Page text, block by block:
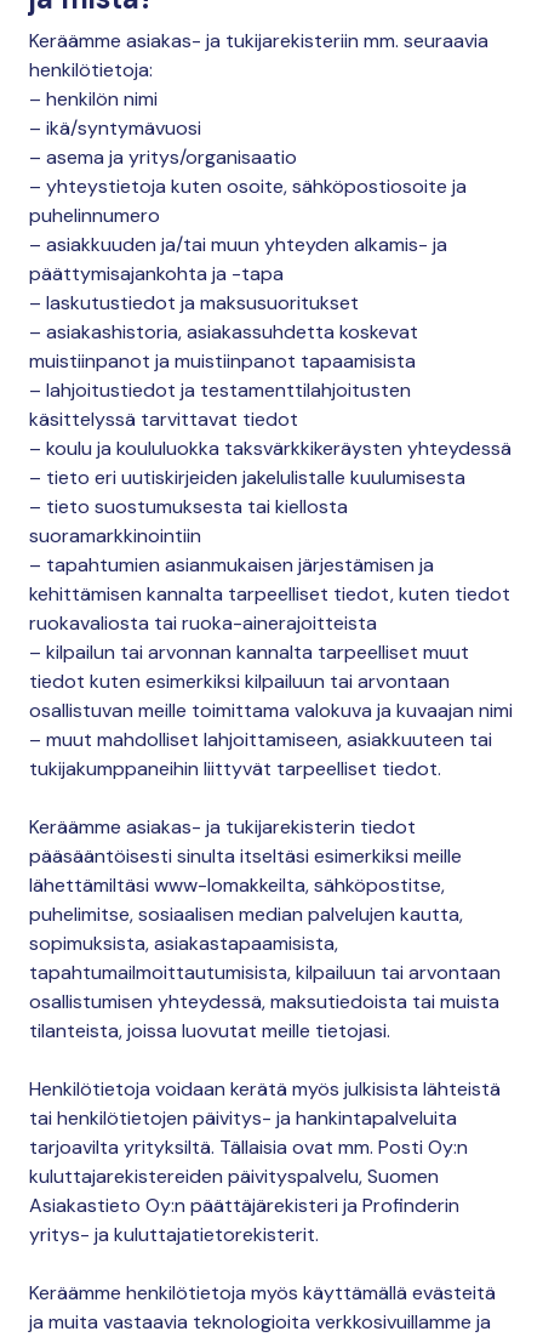
Keräämme asiakas- ja tukijarekisteriin mm. seuraavia
henkilötietoja:
– henkilön nimi
– ikä/syntymävuosi
– asema ja yritys/organisaatio
– yhteystietoja kuten osoite, sähköpostiosoite ja
puhelinnumero
– asiakkuuden ja/tai muun yhteyden alkamis- ja
päättymisajankohta ja -tapa
– laskutustiedot ja maksusuoritukset
– asiakashistoria, asiakassuhdetta koskevat
muistiinpanot ja muistiinpanot tapaamisista
– lahjoitustiedot ja testamenttilahjoitusten
käsittelyssä tarvittavat tiedot
– koulu ja koululuokka taksvärkkikeräysten yhteydessä
– tieto eri uutiskirjeiden jakelulistalle kuulumisesta
– tieto suostumuksesta tai kiellosta
suoramarkkinointiin
– tapahtumien asianmukaisen järjestämisen ja
kehittämisen kannalta tarpeelliset tiedot, kuten tiedot
ruokavaliosta tai ruoka-ainerajoitteista
– kilpailun tai arvonnan kannalta tarpeelliset muut
tiedot kuten esimerkiksi kilpailuun tai arvontaan
osallistuvan meille toimittama valokuva ja kuvaajan nimi
– muut mahdolliset lahjoittamiseen, asiakkuuteen tai
tukijakumppaneihin liittyvät tarpeelliset tiedot.
Keräämme asiakas- ja tukijarekisterin tiedot
pääsääntöisesti sinulta itseltäsi esimerkiksi meille
lähettämiltäsi www-lomakkeilta, sähköpostitse,
puhelimitse, sosiaalisen median palvelujen kautta,
sopimuksista, asiakastapaamisista,
tapahtumailmoittautumisista, kilpailuun tai arvontaan
osallistumisen yhteydessä, maksutiedoista tai muista
tilanteista, joissa luovutat meille tietojasi.
Henkilötietoja voidaan kerätä myös julkisista lähteistä
tai henkilötietojen päivitys- ja hankintapalveluita
tarjoavilta yrityksiltä. Tällaisia ovat mm. Posti Oy:n
kuluttajarekistereiden päivityspalvelu, Suomen
Asiakastieto Oy:n päättäjärekisteri ja Profinderin
yritys- ja kuluttajatietorekisterit.
Keräämme henkilötietoja myös käyttämällä evästeitä
ja muita vastaavia teknologioita verkkosivuillamme ja